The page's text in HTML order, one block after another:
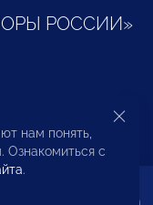
РОССИИ»
и
нам понять,
Ознакомиться с
.